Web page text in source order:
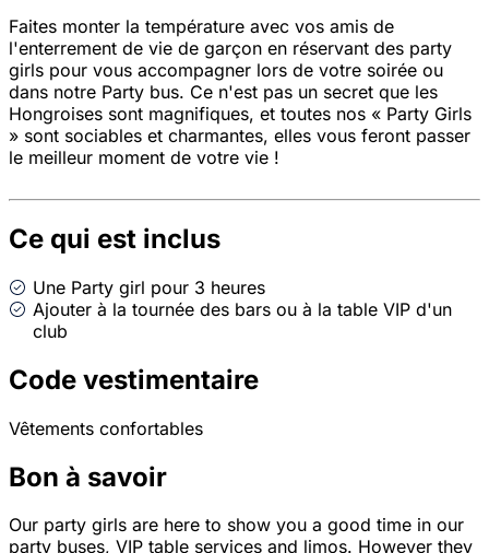
Faites monter la température avec vos amis de
l'enterrement de vie de garçon en réservant des party
girls pour vous accompagner lors de votre soirée ou
dans notre Party bus. Ce n'est pas un secret que les
Hongroises sont magnifiques, et toutes nos « Party Girls
» sont sociables et charmantes, elles vous feront passer
le meilleur moment de votre vie !
Ce qui est inclus
Une Party girl pour 3 heures
Ajouter à la tournée des bars ou à la table VIP d'un
club
Code vestimentaire
Vêtements confortables
Bon à savoir
Our party girls are here to show you a good time in our
party buses, VIP table services and limos. However they